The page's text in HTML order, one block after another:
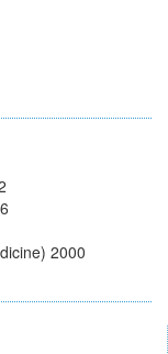
2000